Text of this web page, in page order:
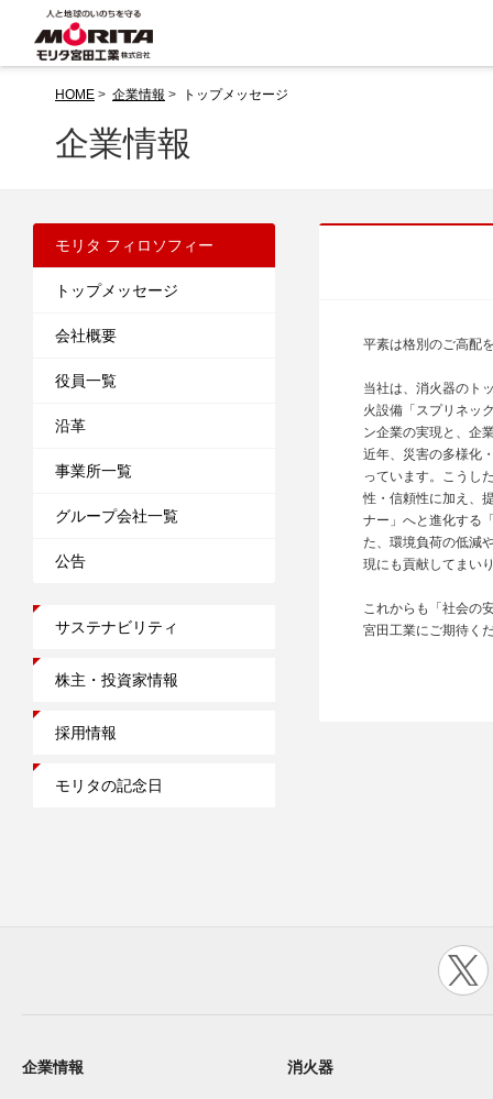
HOME > 企業情報 > トップメッセージ
企業情報
モリタ フィロソフィー
トップメッセージ
会社概要
役員一覧
沿革
事業所一覧
グループ会社一覧
公告
サステナビリティ
株主・投資家情報
採用情報
モリタの記念日
平素は格別のご高配
当社は、消火器のト
火設備「スプリネッ
ン企業の実現と、企
近年、災害の多様化
っています。こうし
性・信頼性に加え、
ナー」へと進化する
た、環境負荷の低減
現にも貢献してまい
これからも「社会の
宮田工業にご期待く
企業情報 消火器